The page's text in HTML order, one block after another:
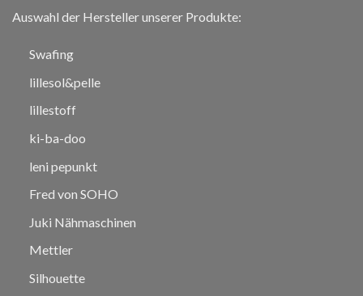
Auswahl der Hersteller unserer Produkte:
Swafing
lillesol&pelle
lillestoff
ki-ba-doo
leni pepunkt
Fred von SOHO
Juki Nähmaschinen
Mettler
Silhouette